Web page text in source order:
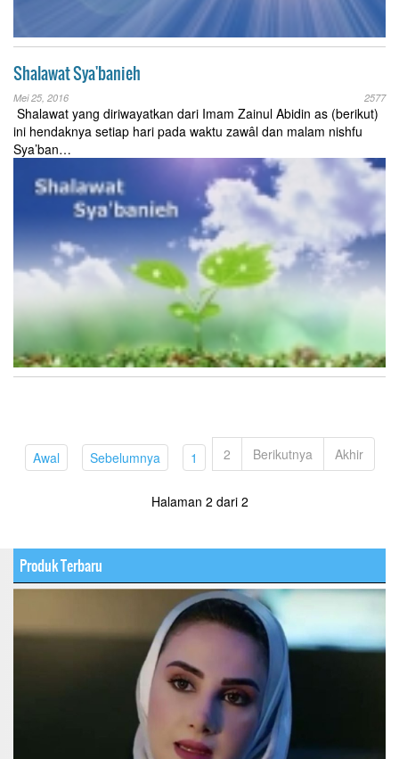
Shalawat Sya'banieh
Mei 25, 2016 2577
Shalawat yang diriwayatkan dari Imam Zainul Abidin as (berikut)
ini hendaknya setiap hari pada waktu zawâl dan malam nishfu
Sya’ban…
Awal(current)Sebelumnya(current)
1 (current)
2 Berikutnya Akhir
Halaman 2 dari 2
Produk Terbaru